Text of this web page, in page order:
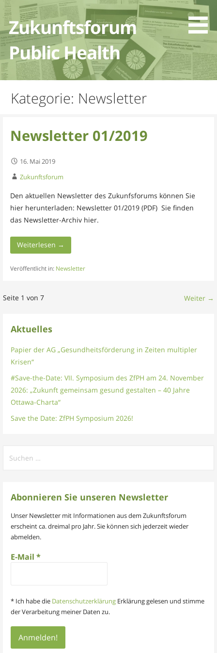
Zum
Inhalt
springen
Zukunftsforum
Public Health
Kategorie: Newsletter
Newsletter 01/2019
16. Mai 2019
Zukunftsforum
Den aktuellen Newsletter des Zukunfsforums können Sie
hier herunterladen: Newsletter 01/2019 (PDF) Sie finden
das Newsletter-Archiv hier.
Weiterlesen →
Veröffentlicht in: Newsletter
Beitrag
Seite 1 von 7 Weiter →
Aktuelles
Papier der AG „Gesundheitsförderung in Zeiten multipler
Krisen“
#Save-the-Date: VII. Symposium des ZfPH am 24. November
2026: „Zukunft gemeinsam gesund gestalten – 40 Jahre
Ottawa-Charta“
Save the Date: ZfPH Symposium 2026!
nach:
Abonnieren Sie unseren Newsletter
Unser Newsletter mit Informationen aus dem Zukunftsforum
erscheint ca. dreimal pro Jahr. Sie können sich jederzeit wieder
abmelden.
E-Mail*
* Ich habe die Datenschutzerklärung Erklärung gelesen und stimme
der Verarbeitung meiner Daten zu.